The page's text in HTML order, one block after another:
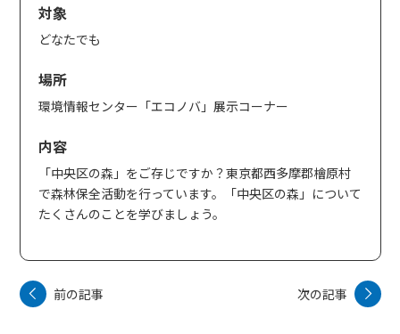
対象
どなたでも
場所
環境情報センター「エコノバ」展示コーナー
内容
「中央区の森」をご存じですか？東京都西多摩郡檜原村
で森林保全活動を行っています。「中央区の森」について
たくさんのことを学びましょう。
前の記事 次の記事